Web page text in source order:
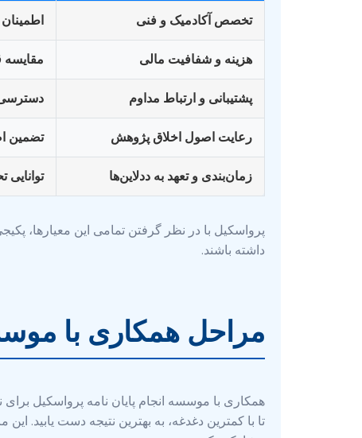
تخصص آکادمیک و فنی
هزینه و شفافیت مالی مقایسه
پشتیبانی و ارتباط مداوم دسترسی
رعایت اصول اخلاق پژوهش تضمین
زمان‌بندی و تعهد به ددلاین‌ها
پرواسکیل با در نظر گرفتن تمامی این معیارها،
داشته باشند.
مراحل همکاری با
همکاری با موسسه انجام پایان نامه پرواسکیل
تا با کمترین دغدغه، به بهترین نتیجه دست یابید.